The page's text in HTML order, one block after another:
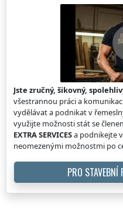
Jste zručný, šikovný,
všestrannou práci a
vydělávat a podnikat v
využijte možnosti stát se
EXTRA SERVICESa podnikejte
neomezenými možnostmi po
PRO STAVEBNÍ